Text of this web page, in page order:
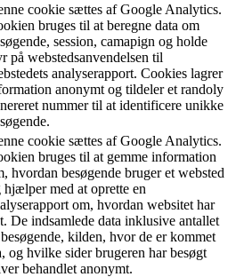
cookie sættes af Google Analytics.
bruges til at beregne data om
session, camapign og holde
på webstedsanvendelsen til
analyserapport. Cookies lagrer
anonymt og tildeler et randoly
nummer til at identificere unikke
cookie sættes af Google Analytics.
bruges til at gemme information
hvordan besøgende bruger et websted
hjælper med at oprette en
om, hvordan websitet har
De indsamlede data inklusive antallet
kilden, hvor de er kommet
og hvilke sider brugeren har besøgt
behandlet anonymt.